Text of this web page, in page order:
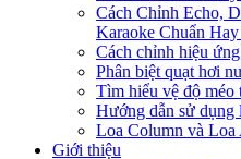
Cách Chỉnh Echo,
Karaoke Chuẩn
Cách chỉnh hiệu
Phân biệt quạt hơi
Tìm hiểu vệ độ méo
Hướng dẫn sử dụng
Loa Column và Loa
Giới thiệu